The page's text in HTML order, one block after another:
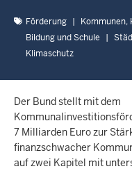
Förderung
Kommunen,
Bildung und Schule
Klimaschutz
Der Bund stellt mit dem
7 Milliarden Euro zur
finanzschwacher
auf zwei Kapitel mit